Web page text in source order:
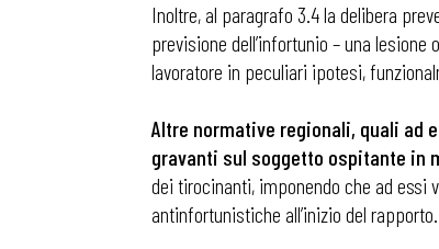
Inoltre, al paragrafo 3.4 la delibera
previsione dell’infortunio – una
lavoratore in peculiari ipotesi,
Altre normative regionali, quali ad
gravanti sul soggetto ospitante in
dei tirocinanti, imponendo che ad essi
antinfortunistiche all’inizio del rapporto.